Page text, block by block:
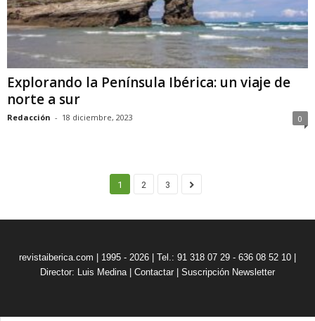
Explorando la Península Ibérica: un viaje de
norte a sur
Redacción - 18 diciembre, 2023 0
1 2 3
revistaiberica.com | 1995 - 2026 | Tel.: 91 318 07 29 - 636 08 52 10 |
Director: Luis Medina| Contactar Suscripción Newsletter